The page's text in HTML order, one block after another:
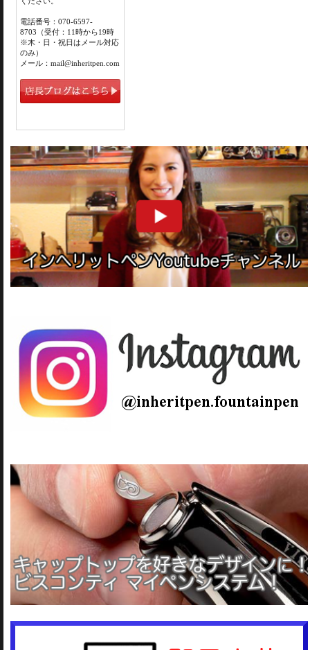
電話番号：070-6597-
8703（受付：11時から19時
※木・日・祝日はメール対応
のみ）
メール：mail@inheritpen.com